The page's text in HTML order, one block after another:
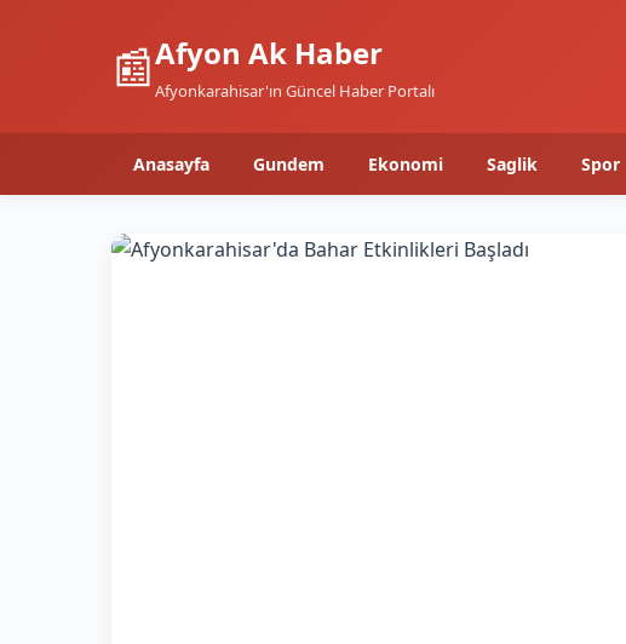
📰Afyon Ak Haber
Afyonkarahisar'ın Güncel Haber Portalı
Anasayfa Gundem Ekonomi Saglik Spor